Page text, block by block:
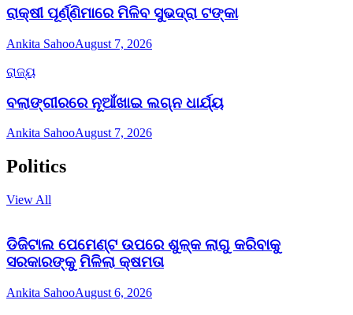
ରାକ୍ଷୀ ପୂର୍ଣ୍ଣିମାରେ ମିଳିବ ସୁଭଦ୍ରା ଟଙ୍କା
Ankita SahooAugust 7, 2026
ରାଜ୍ୟ
ବଲାଙ୍ଗୀରରେ ନୂଆଁଖାଇ ଲଗ୍ନ ଧାର୍ଯ୍ୟ
Ankita SahooAugust 7, 2026
Politics
View All
ଡିଜିଟାଲ ପେମେଣ୍ଟ ଉପରେ ଶୁଳ୍କ ଲାଗୁ କରିବାକୁ
ସରକାରଙ୍କୁ ମିଳିଲା କ୍ଷମତା
Ankita SahooAugust 6, 2026